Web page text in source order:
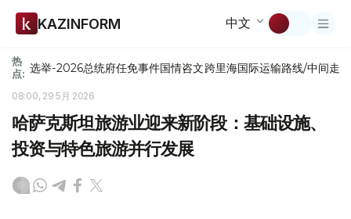
KAZINFORM 中文
热
点: 选举-2026总统府任免事件国情咨文跨里海国际运输路线/中间走廊
08:00, 29 5月 2026
哈萨克斯坦旅游业迎来新阶段：基础设施、
投资与特色旅游并行发展